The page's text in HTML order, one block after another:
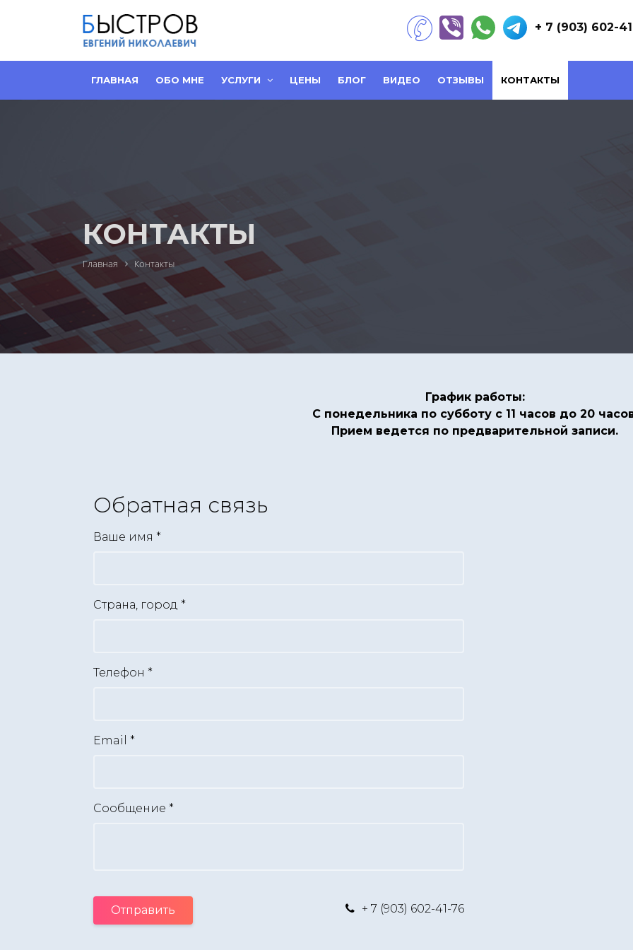
+ 7 (903) 602-
ГЛАВНАЯ ОБО МНЕ УСЛУГИ ЦЕНЫ БЛОГ ВИДЕО ОТЗЫВЫ КОНТАКТЫ
КОНТАКТЫ
Главная Контакты
График работы:
С понедельника по субботу с 11 часов до 20
Прием ведется по предварительной записи.
Обратная связь
Ваше имя *
Страна, город *
Телефон *
Email *
Сообщение *
Отправить + 7 (903) 602-41-76